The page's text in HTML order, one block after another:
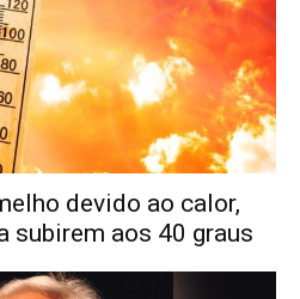
devido ao calor,
subirem aos 40 graus